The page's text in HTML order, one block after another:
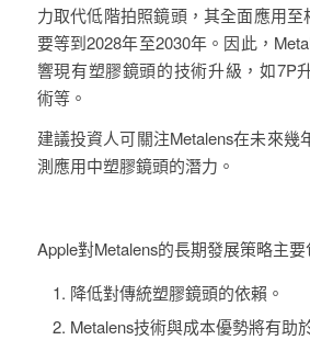
力取代低階拍照鏡頭，其全面應用
要等到2028年至2030年。因此，
響現有塑膠鏡頭的技術升級，如7P
術等。
建議投資人可關注Metalens在未來幾
測應用中塑膠鏡頭的潛力。
Apple對Metalens的長期發展策略主要
降低對傳統塑膠鏡頭的依賴。
Metalens技術與成本優勢將有助